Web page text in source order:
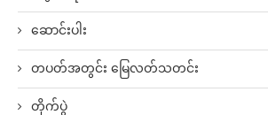
ဆောင်းပါး
တပတ်အတွင်း မြေလတ်သတင်း
တိုက်ပွဲ